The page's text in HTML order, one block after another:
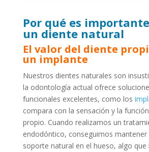
Por qué es
un diente natural
El valor del diente
un implante
Nuestros dientes naturales son
la odontología actual ofrece
funcionales excelentes, como los
compara con la sensación y la
propio. Cuando realizamos un
endodóntico, conseguimos mantener
soporte natural en el hueso, algo que